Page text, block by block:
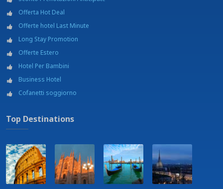
Offerta Hot Deal
Offerte hotel Last Minute
Long Stay Promotion
Offerte Estero
Hotel Per Bambini
Business Hotel
Cofanetti soggiorno
Top Destinations